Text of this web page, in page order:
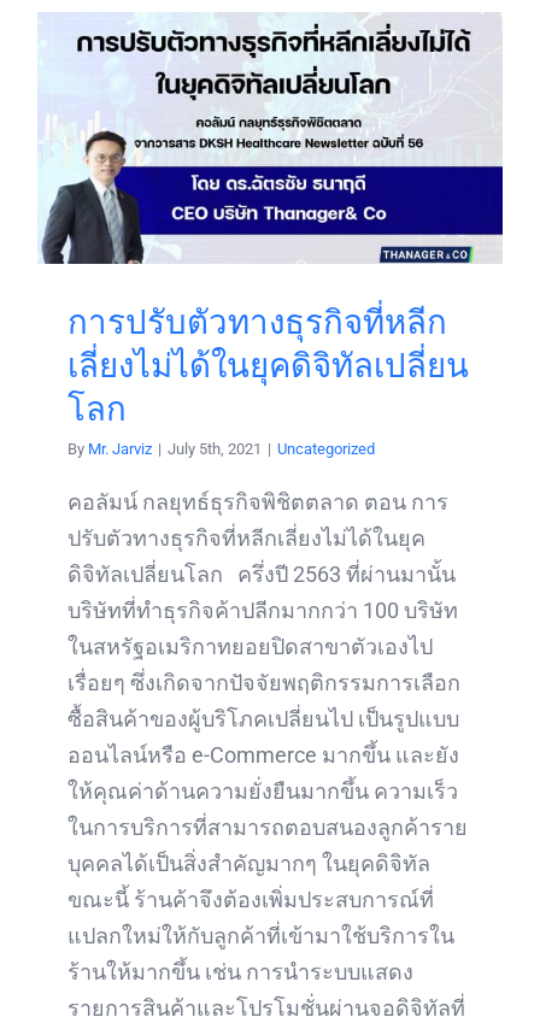
การปรับตัวทางธุรกิจที่หลีก
เลี่ยงไม่ได้ในยุคดิจิทัลเปลี่ยน
โลก
By Mr. Jarviz | July 5th, 2021 | Uncategorized
คอลัมน์ กลยุทธ์ธุรกิจพิชิตตลาด ตอน การ
ปรับตัวทางธุรกิจที่หลีกเลี่ยงไม่ได้ในยุค
ดิจิทัลเปลี่ยนโลก ครึ่งปี 2563 ที่ผ่านมานั้น
บริษัทที่ทำธุรกิจค้าปลีกมากกว่า 100 บริษัท
ในสหรัฐอเมริกาทยอยปิดสาขาตัวเองไป
เรื่อยๆ ซึ่งเกิดจากปัจจัยพฤติกรรมการเลือก
ซื้อสินค้าของผู้บริโภคเปลี่ยนไป เป็นรูปแบบ
ออนไลน์หรือ e-Commerce มากขึ้น และยัง
ให้คุณค่าด้านความยั่งยืนมากขึ้น ความเร็ว
ในการบริการที่สามารถตอบสนองลูกค้าราย
บุคคลได้เป็นสิ่งสำคัญมากๆ ในยุคดิจิทัล
ขณะนี้ ร้านค้าจึงต้องเพิ่มประสบการณ์ที่
แปลกใหม่ให้กับลูกค้าที่เข้ามาใช้บริการใน
ร้านให้มากขึ้น เช่น การนำระบบแสดง
รายการสินค้าและโปรโมชั่นผ่านจอดิจิทัลที่